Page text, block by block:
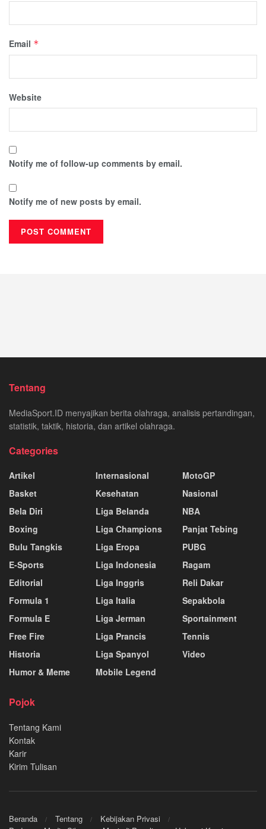
Email *
Website
Notify me of follow-up comments by email.
Notify me of new posts by email.
Tentang
MediaSport.ID menyajikan berita olahraga, analisis pertandingan,
statistik, taktik, historia, dan artikel olahraga.
Categories
Artikel
Basket
Bela Diri
Boxing
Bulu Tangkis
E-Sports
Editorial
Formula 1
Formula E
Free Fire
Historia
Humor & Meme
Internasional
Kesehatan
Liga Belanda
Liga Champions
Liga Eropa
Liga Indonesia
Liga Inggris
Liga Italia
Liga Jerman
Liga Prancis
Liga Spanyol
Mobile Legend
MotoGP
Nasional
NBA
Panjat Tebing
PUBG
Ragam
Reli Dakar
Sepakbola
Sportainment
Tennis
Video
Pojok
Tentang Kami
Kontak
Karir
Kirim Tulisan
Beranda Tentang
Kebijakan Privasi